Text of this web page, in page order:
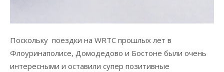
Поскольку поездки на WRTC прошлых лет в
Флоуринаполисе, Домодедово и Бостоне были очень
интересными и оставили супер позитивные